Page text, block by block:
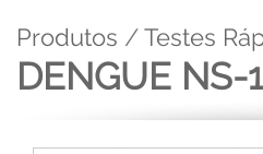
Produtos /Testes
DENGUE NS-1